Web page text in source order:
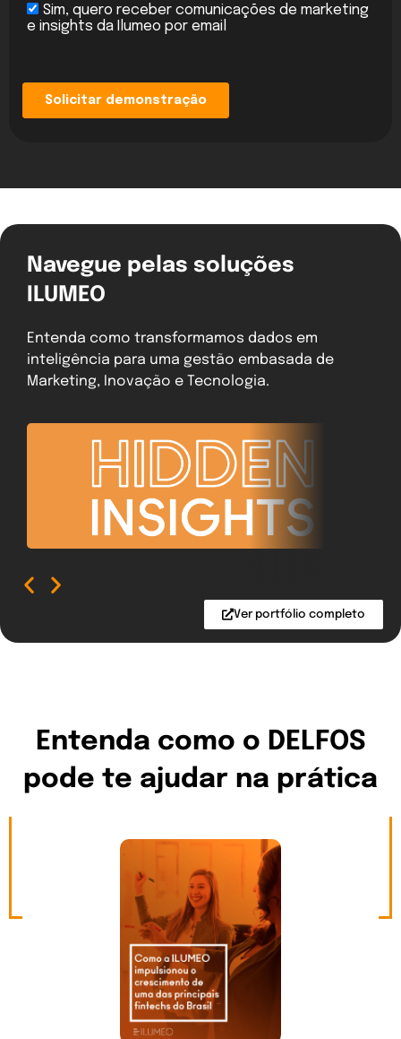
Navegue pelas soluções
ILUMEO
Entenda como transformamos dados em
inteligência para uma gestão embasada de
Marketing, Inovação e Tecnologia.
Ver portfólio completo
Entenda como o DELFOS
pode te ajudar na prática